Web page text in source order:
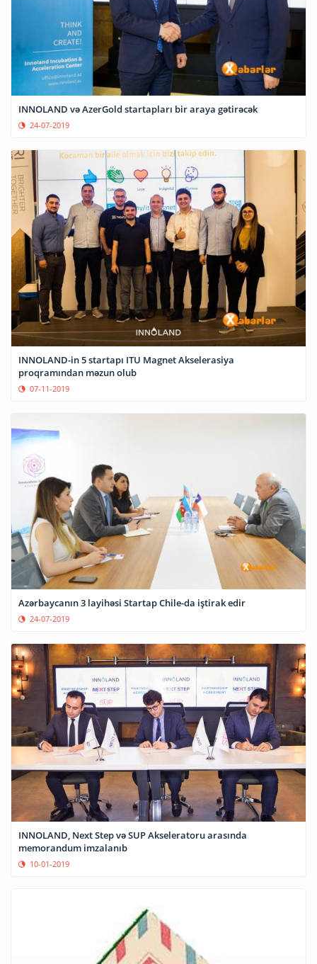
INNOLAND və AzerGold startapları bir araya gətirəcək
24-07-2019
INNOLAND-in 5 startapı ITU Magnet Akselerasiya
proqramından məzun olub
07-11-2019
Azərbaycanın 3 layihəsi Startap Chile-da iştirak edir
24-07-2019
INNOLAND, Next Step və SUP Akseleratoru arasında
memorandum imzalanıb
10-01-2019